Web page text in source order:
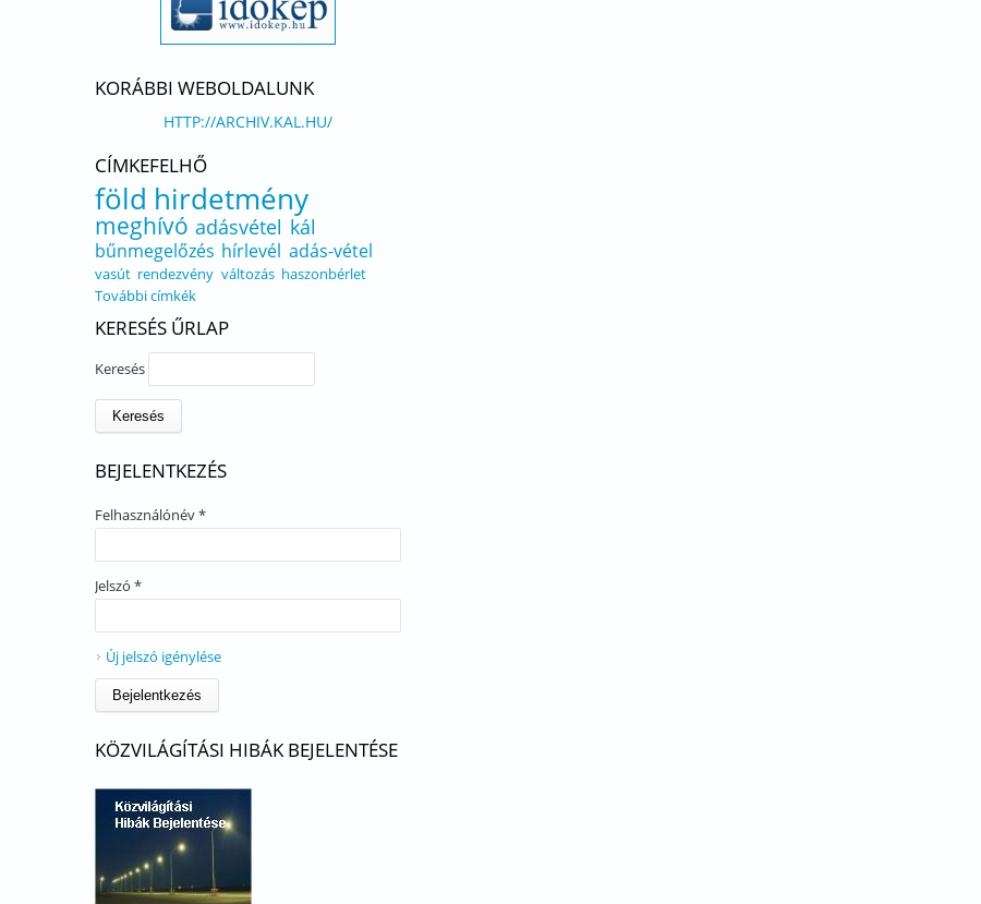
KORÁBBI WEBOLDALUNK
HTTP://ARCHIV.KAL.HU/
CÍMKEFELHŐ
föld hirdetmény
meghívó adásvétel kál
bűnmegelőzés hírlevél adás-vétel
vasút rendezvény változás haszonbérlet
További címkék
KERESÉS ŰRLAP
Keresés
BEJELENTKEZÉS
Felhasználónév*
Jelszó *
Új jelszó igénylése
KÖZVILÁGÍTÁSI HIBÁK BEJELENTÉSE